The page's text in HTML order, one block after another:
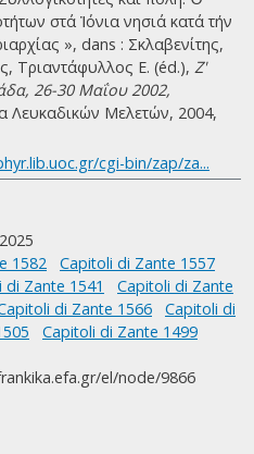
στά Ἰόνια νησιά κατά τήν
», dans : Σκλαβενίτης,
Τριαντάφυλλος Ε. (éd.), Ζ'
26-30 Μαΐου 2002,
Λευκαδικών Μελετών, 2004,
cgi-bin/zap/za...
1582
Capitoli di Zante 1557
di Zante 1541
Capitoli di Zante
di Zante 1566
Capitoli di
Capitoli di Zante 1499
el/node/9866